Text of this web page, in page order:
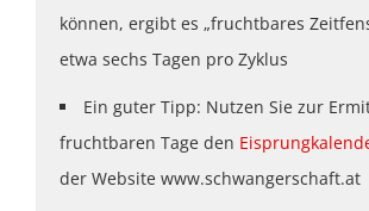
können, ergibt es „fruchtbares
etwa sechs Tagen pro Zyklus
Ein guter Tipp: Nutzen Sie zur
fruchtbaren Tage den
der Website www.schwangerschaft.at